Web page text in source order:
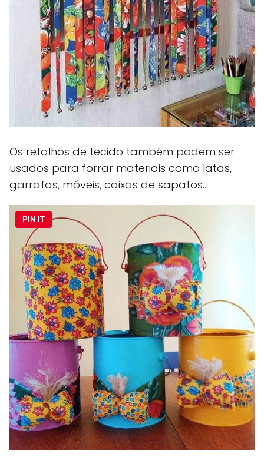
Os retalhos de tecido também podem ser
usados para forrar materiais como latas,
garrafas, móveis, caixas de sapatos...
PIN IT